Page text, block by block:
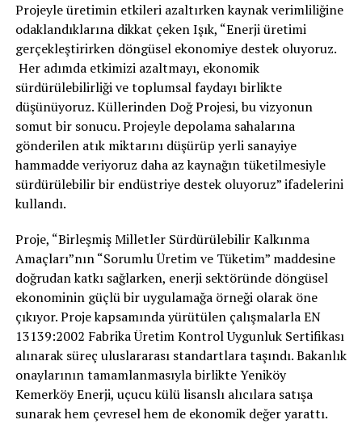
Projeyle üretimin etkileri azaltırken kaynak verimliliğine
odaklandıklarına dikkat çeken Işık, “Enerji üretimi
gerçekleştirirken döngüsel ekonomiye destek oluyoruz.
Her adımda etkimizi azaltmayı, ekonomik
sürdürülebilirliği ve toplumsal faydayı birlikte
düşünüyoruz. Küllerinden Doğ Projesi, bu vizyonun
somut bir sonucu. Projeyle depolama sahalarına
gönderilen atık miktarını düşürüp yerli sanayiye
hammadde veriyoruz daha az kaynağın tüketilmesiyle
sürdürülebilir bir endüstriye destek oluyoruz” ifadelerini
kullandı.
Proje, “Birleşmiş Milletler Sürdürülebilir Kalkınma
Amaçları”nın “Sorumlu Üretim ve Tüketim” maddesine
doğrudan katkı sağlarken, enerji sektöründe döngüsel
ekonominin güçlü bir uygulamağa örneği olarak öne
çıkıyor. Proje kapsamında yürütülen çalışmalarla EN
13139:2002 Fabrika Üretim Kontrol Uygunluk Sertifikası
alınarak süreç uluslararası standartlara taşındı. Bakanlık
onaylarının tamamlanmasıyla birlikte Yeniköy
Kemerköy Enerji, uçucu külü lisanslı alıcılara satışa
sunarak hem çevresel hem de ekonomik değer yarattı.